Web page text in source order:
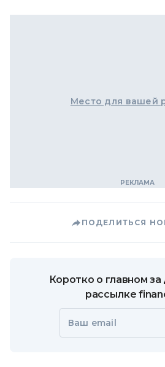
Место для вашей
ПОДЕЛИТЬСЯ
Коротко о главном за
рассылке
Ваш email